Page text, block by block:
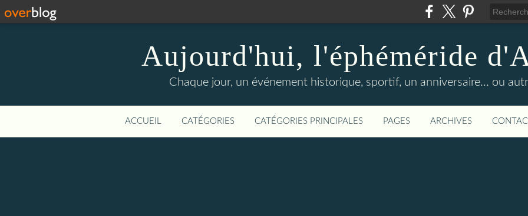
Aujourd'hui, l'éphéméride
Chaque jour, un événement historique, sportif, un anniversaire... ou
ACCUEIL CATÉGORIES CATÉGORIES PRINCIPALES PAGES ARCHIVES